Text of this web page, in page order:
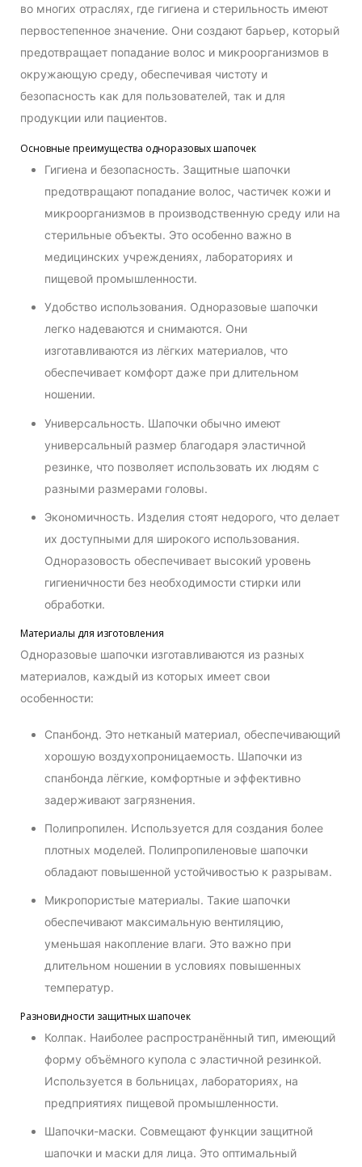
во многих отраслях, где гигиена и стерильность имеют
первостепенное значение. Они создают барьер, который
предотвращает попадание волос и микроорганизмов в
окружающую среду, обеспечивая чистоту и
безопасность как для пользователей, так и для
продукции или пациентов.
Основные преимущества одноразовых шапочек
Гигиена и безопасность. Защитные шапочки
предотвращают попадание волос, частичек кожи и
микроорганизмов в производственную среду или на
стерильные объекты. Это особенно важно в
медицинских учреждениях, лабораториях и
пищевой промышленности.
Удобство использования. Одноразовые шапочки
легко надеваются и снимаются. Они
изготавливаются из лёгких материалов, что
обеспечивает комфорт даже при длительном
ношении.
Универсальность. Шапочки обычно имеют
универсальный размер благодаря эластичной
резинке, что позволяет использовать их людям с
разными размерами головы.
Экономичность. Изделия стоят недорого, что делает
их доступными для широкого использования.
Одноразовость обеспечивает высокий уровень
гигиеничности без необходимости стирки или
обработки.
Материалы для изготовления
Одноразовые шапочки изготавливаются из разных
материалов, каждый из которых имеет свои
особенности:
Спанбонд. Это нетканый материал, обеспечивающий
хорошую воздухопроницаемость. Шапочки из
спанбонда лёгкие, комфортные и эффективно
задерживают загрязнения.
Полипропилен. Используется для создания более
плотных моделей. Полипропиленовые шапочки
обладают повышенной устойчивостью к разрывам.
Микропористые материалы. Такие шапочки
обеспечивают максимальную вентиляцию,
уменьшая накопление влаги. Это важно при
длительном ношении в условиях повышенных
температур.
Разновидности защитных шапочек
Колпак. Наиболее распространённый тип, имеющий
форму объёмного купола с эластичной резинкой.
Используется в больницах, лабораториях, на
предприятиях пищевой промышленности.
Шапочки-маски. Совмещают функции защитной
шапочки и маски для лица. Это оптимальный